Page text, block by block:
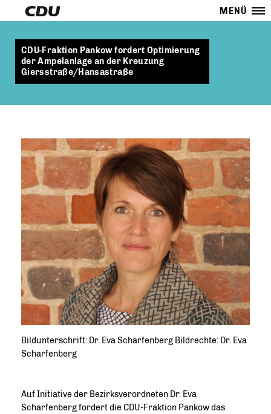
MENÜ
CDU-Fraktion Pankow fordert Optimierung
der Ampelanlage an der Kreuzung
Giersstraße/Hansastraße
Bildunterschrift: Dr. Eva Scharfenberg Bildrechte: Dr. Eva
Scharfenberg
Auf Initiative der Bezirksverordneten Dr. Eva
Scharfenberg fordert die CDU-Fraktion Pankow das